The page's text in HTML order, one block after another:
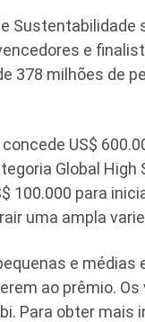
e
378 milhões de
US$
Global
100.000 para
uma ampla
e
ao prêmio.
Para obter